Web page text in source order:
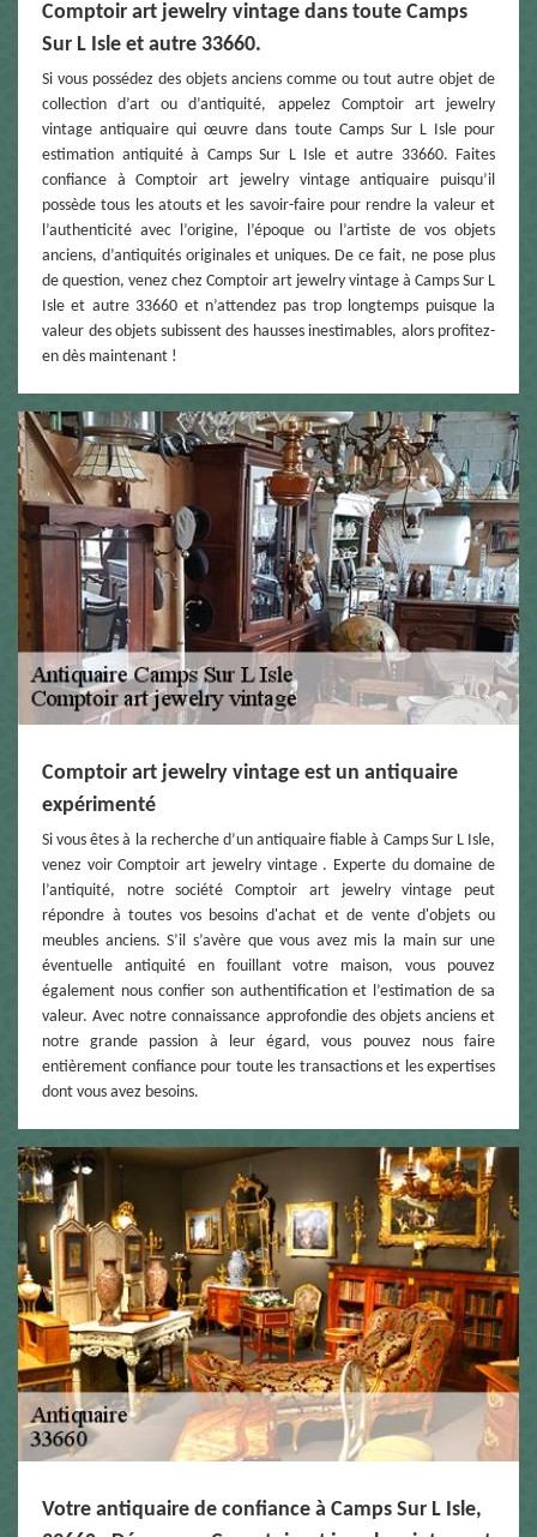
Comptoir art jewelry vintage dans toute Camps
Sur L Isle et autre 33660.
Si vous possédez des objets anciens comme ou tout autre objet de
collection d’art ou d’antiquité, appelez Comptoir art jewelry
vintage antiquaire qui œuvre dans toute Camps Sur L Isle pour
estimation antiquité à Camps Sur L Isle et autre 33660. Faites
confiance à Comptoir art jewelry vintage antiquaire puisqu’il
possède tous les atouts et les savoir-faire pour rendre la valeur et
l’authenticité avec l’origine, l’époque ou l’artiste de vos objets
anciens, d’antiquités originales et uniques. De ce fait, ne pose plus
de question, venez chez Comptoir art jewelry vintage à Camps Sur L
Isle et autre 33660 et n’attendez pas trop longtemps puisque la
valeur des objets subissent des hausses inestimables, alors profitez-
en dès maintenant !
Comptoir art jewelry vintage est un antiquaire
expérimenté
Si vous êtes à la recherche d’un antiquaire fiable à Camps Sur L Isle,
venez voir Comptoir art jewelry vintage . Experte du domaine de
l’antiquité, notre société Comptoir art jewelry vintage peut
répondre à toutes vos besoins d'achat et de vente d'objets ou
meubles anciens. S’il s’avère que vous avez mis la main sur une
éventuelle antiquité en fouillant votre maison, vous pouvez
également nous confier son authentification et l’estimation de sa
valeur. Avec notre connaissance approfondie des objets anciens et
notre grande passion à leur égard, vous pouvez nous faire
entièrement confiance pour toute les transactions et les expertises
dont vous avez besoins.
Votre antiquaire de confiance à Camps Sur L Isle,